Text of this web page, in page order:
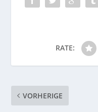
RATE:
VORHERIGE